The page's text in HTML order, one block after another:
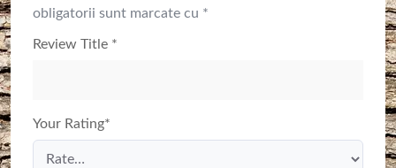
obligatorii sunt marcate cu *
Review Title *
Your Rating*